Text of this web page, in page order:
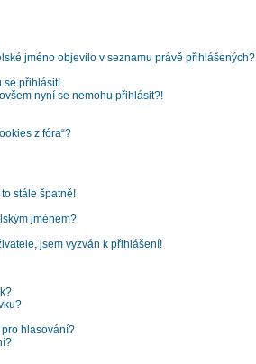
jméno objevilo v seznamu právě přihlášených?
se přihlásit!
nyní se nemohu přihlásit?!
z fóra“?
stále špatně!
jménem?
jsem vyzván k přihlášení!
pro hlasování?